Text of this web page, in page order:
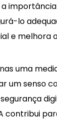
lo
e melhora
uma
um senso
contribui